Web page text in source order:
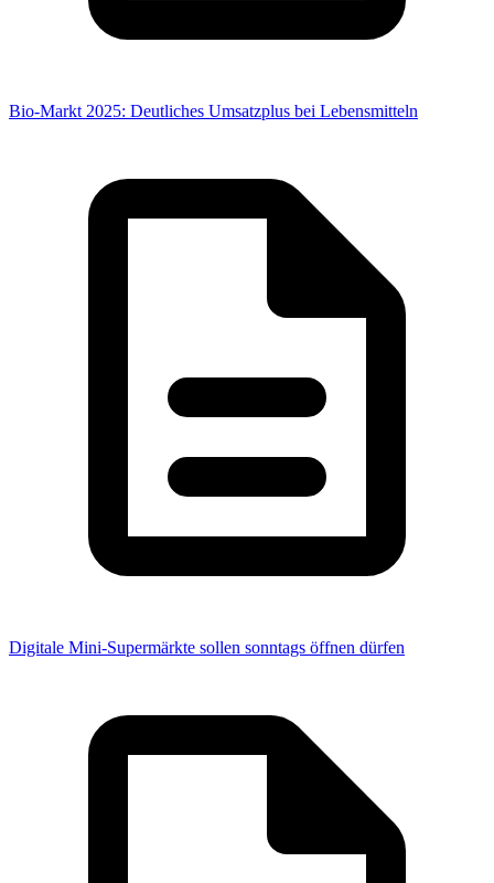
Bio-Markt 2025: Deutliches Umsatzplus bei Lebensmitteln
Digitale Mini-Supermärkte sollen sonntags öffnen dürfen